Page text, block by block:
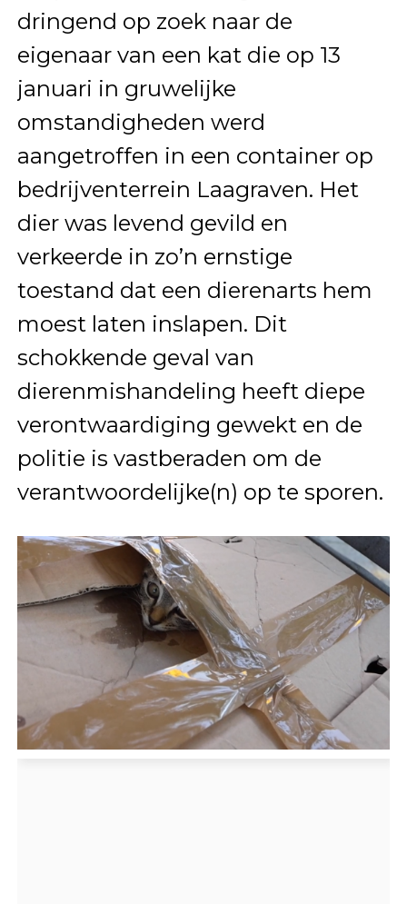
dringend op zoek naar de
eigenaar van een kat die op 13
januari in gruwelijke
omstandigheden werd
aangetroffen in een container op
bedrijventerrein Laagraven. Het
dier was levend gevild en
verkeerde in zo’n ernstige
toestand dat een dierenarts hem
moest laten inslapen. Dit
schokkende geval van
dierenmishandeling heeft diepe
verontwaardiging gewekt en de
politie is vastberaden om de
verantwoordelijke(n) op te sporen.